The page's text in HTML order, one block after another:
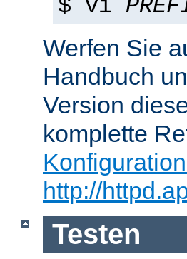
$ vi
Werfen Sie
Handbuch
Version
komplette
http://
Testen